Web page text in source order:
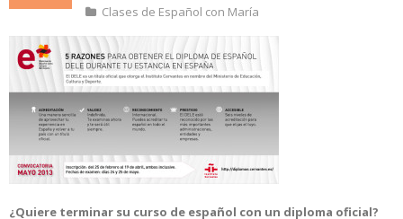
Clases de Español con María
¿Quiere terminar su curso de español con un diploma oficial?